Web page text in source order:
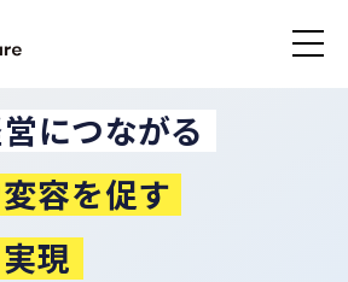
につながる
容を促す
現